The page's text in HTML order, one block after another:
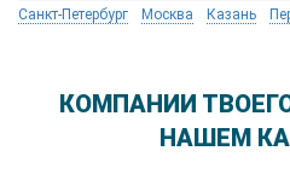
Санкт-Петербург Москва Казань
КОМПАНИИ
НАШЕМ